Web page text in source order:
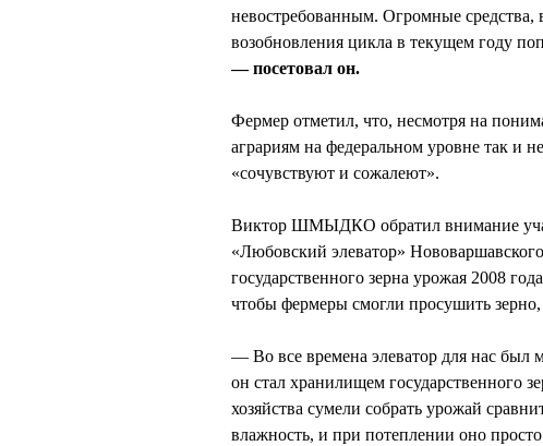
невостребованным. Огромные
возобновления цикла в текущем году
— посетовал он.
Фермер отметил, что, несмотря на
аграриям на федеральном уровне так и
«сочувствуют и сожалеют».
Виктор ШМЫДКО обратил внимание
«Любовский элеватор»
государственного зерна урожая 2008
чтобы фермеры смогли просушить зерно,
— Во все времена элеватор для нас был
он стал хранилищем государственного
хозяйства сумели собрать урожай
влажность, и при потеплении оно